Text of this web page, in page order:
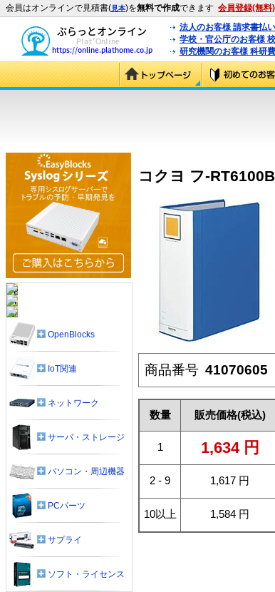
会員はオンラインで見積書(見本)を無料で作成できます 会員登録(無料)
法人のお客様 請求書払
学校・官公庁のお客様
研究機関のお客様 科研
コクヨ フ-
商品番号 41070605
数量 販売価格(税込)
1 1,634 円
2 - 9 1,617 円
10以上 1,584 円
OpenBlocks
IoT関連
ネットワーク
サーバ・ストレージ
パソコン・周辺機器
PCパーツ
サプライ
ソフト・ライセンス